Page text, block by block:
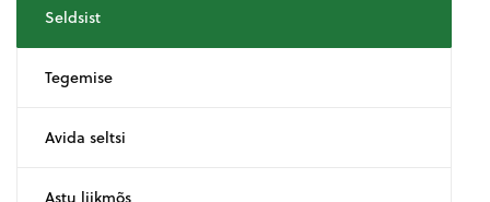
Seldsist
Tegemise
Avida seltsi
Astu liikmõs